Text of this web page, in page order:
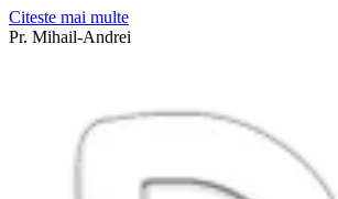
Citeste mai multe
Pr. Mihail-Andrei